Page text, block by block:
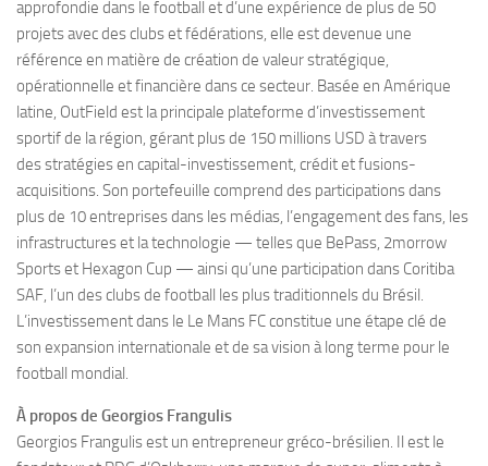
approfondie dans le football et d’une expérience de plus de 50
projets avec des clubs et fédérations, elle est devenue une
référence en matière de création de valeur stratégique,
opérationnelle et financière dans ce secteur. Basée en Amérique
latine, OutField est la principale plateforme d’investissement
sportif de la région, gérant plus de 150 millions USD à travers
des stratégies en capital-investissement, crédit et fusions-
acquisitions. Son portefeuille comprend des participations dans
plus de 10 entreprises dans les médias, l’engagement des fans, les
infrastructures et la technologie — telles que BePass, 2morrow
Sports et Hexagon Cup — ainsi qu’une participation dans Coritiba
SAF, l’un des clubs de football les plus traditionnels du Brésil.
L’investissement dans le Le Mans FC constitue une étape clé de
son expansion internationale et de sa vision à long terme pour le
football mondial.
À propos de Georgios Frangulis
Georgios Frangulis est un entrepreneur gréco-brésilien. Il est le